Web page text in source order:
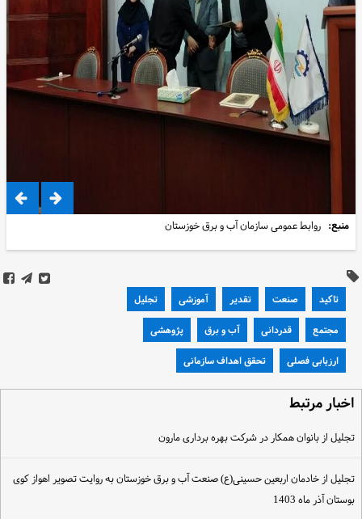
منبع: روابط عمومی سازمان آب و برق خوزستان
تاکید صنعت تقدیر آموزشی تجلیل
مجتمع قدردانی آب و برق پژوهشی
ارزیابی فصلی تحقق اهداف سازمانی
اخبار مرتبط
تجلیل از بانوان همکار در شرکت بهره برداری مارون
تجلیل از خادمان اربعین حسینی(ع) صنعت آب و برق خوزستان به روایت تصویر اهواز کوی
بوستان آذر ماه 1403